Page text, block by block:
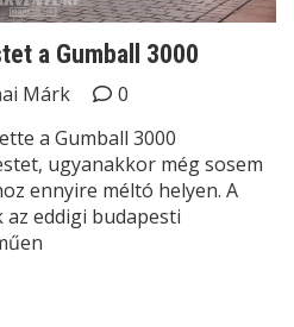
a Gumball 3000
Márk
0
a Gumball 3000
ugyanakkor még sosem
ennyire méltó helyen. A
eddigi budapesti